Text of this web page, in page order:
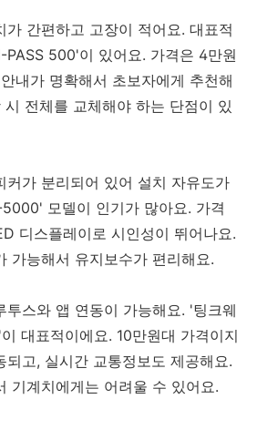
가 간편하고 고장이 적어요. 대표적
PASS 500'이 있어요. 가격은 4만원
내가 명확해서 초보자에게 추천해
전체를 교체해야 하는 단점이 있
커가 분리되어 있어 설치 자유도가
모델이 인기가 많아요. 가격
디스플레이로 시인성이 뛰어나요.
가능해서 유지보수가 편리해요.
투스와 앱 연동이 가능해요. '팅크웨
대표적이에요. 10만원대 가격이지
되고, 실시간 교통정보도 제공해요.
기계치에게는 어려울 수 있어요.